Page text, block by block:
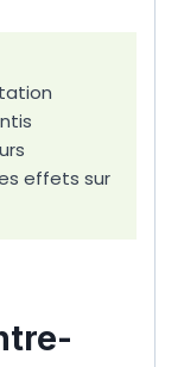
effets sur